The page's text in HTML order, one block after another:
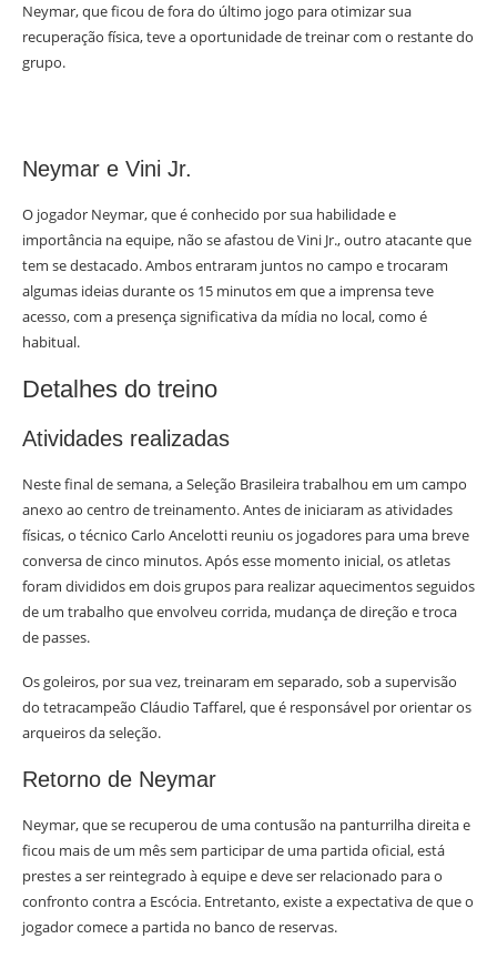
Neymar, que ficou de fora do último jogo para otimizar sua
recuperação física, teve a oportunidade de treinar com o restante do
grupo.
Neymar e Vini Jr.
O jogador Neymar, que é conhecido por sua habilidade e
importância na equipe, não se afastou de Vini Jr., outro atacante que
tem se destacado. Ambos entraram juntos no campo e trocaram
algumas ideias durante os 15 minutos em que a imprensa teve
acesso, com a presença significativa da mídia no local, como é
habitual.
Detalhes do treino
Atividades realizadas
Neste final de semana, a Seleção Brasileira trabalhou em um campo
anexo ao centro de treinamento. Antes de iniciaram as atividades
físicas, o técnico Carlo Ancelotti reuniu os jogadores para uma breve
conversa de cinco minutos. Após esse momento inicial, os atletas
foram divididos em dois grupos para realizar aquecimentos seguidos
de um trabalho que envolveu corrida, mudança de direção e troca
de passes.
Os goleiros, por sua vez, treinaram em separado, sob a supervisão
do tetracampeão Cláudio Taffarel, que é responsável por orientar os
arqueiros da seleção.
Retorno de Neymar
Neymar, que se recuperou de uma contusão na panturrilha direita e
ficou mais de um mês sem participar de uma partida oficial, está
prestes a ser reintegrado à equipe e deve ser relacionado para o
confronto contra a Escócia. Entretanto, existe a expectativa de que o
jogador comece a partida no banco de reservas.